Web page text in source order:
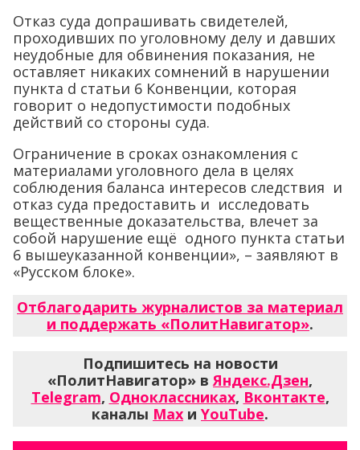
Отказ суда допрашивать свидетелей,
проходивших по уголовному делу и давших
неудобные для обвинения показания, не
оставляет никаких сомнений в нарушении
пункта d статьи 6 Конвенции, которая
говорит о недопустимости подобных
действий со стороны суда.
Ограничение в сроках ознакомления с
материалами уголовного дела в целях
соблюдения баланса интересов следствия и
отказ суда предоставить и исследовать
вещественные доказательства, влечет за
собой нарушение ещё одного пункта статьи
6 вышеуказанной конвенции», – заявляют в
«Русском блоке».
Отблагодарить журналистов за материал
и поддержать «ПолитНавигатор».
Подпишитесь на новости
«ПолитНавигатор» в Яндекс.Дзен,
Telegram, Одноклассниках, Вконтакте,
каналы Max и YouTube.